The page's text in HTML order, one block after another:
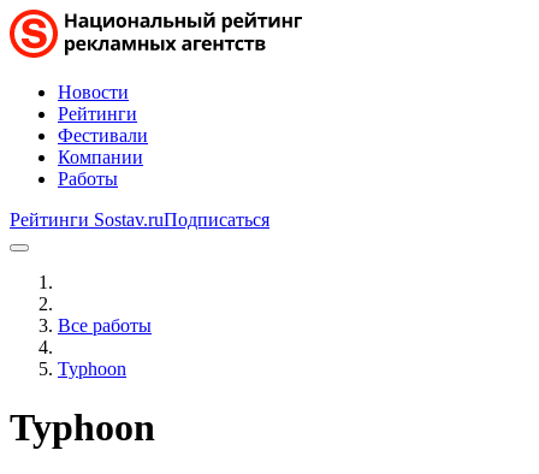
Новости
Рейтинги
Фестивали
Компании
Работы
Рейтинги Sostav.ruПодписаться
Все работы
Typhoon
Typhoon